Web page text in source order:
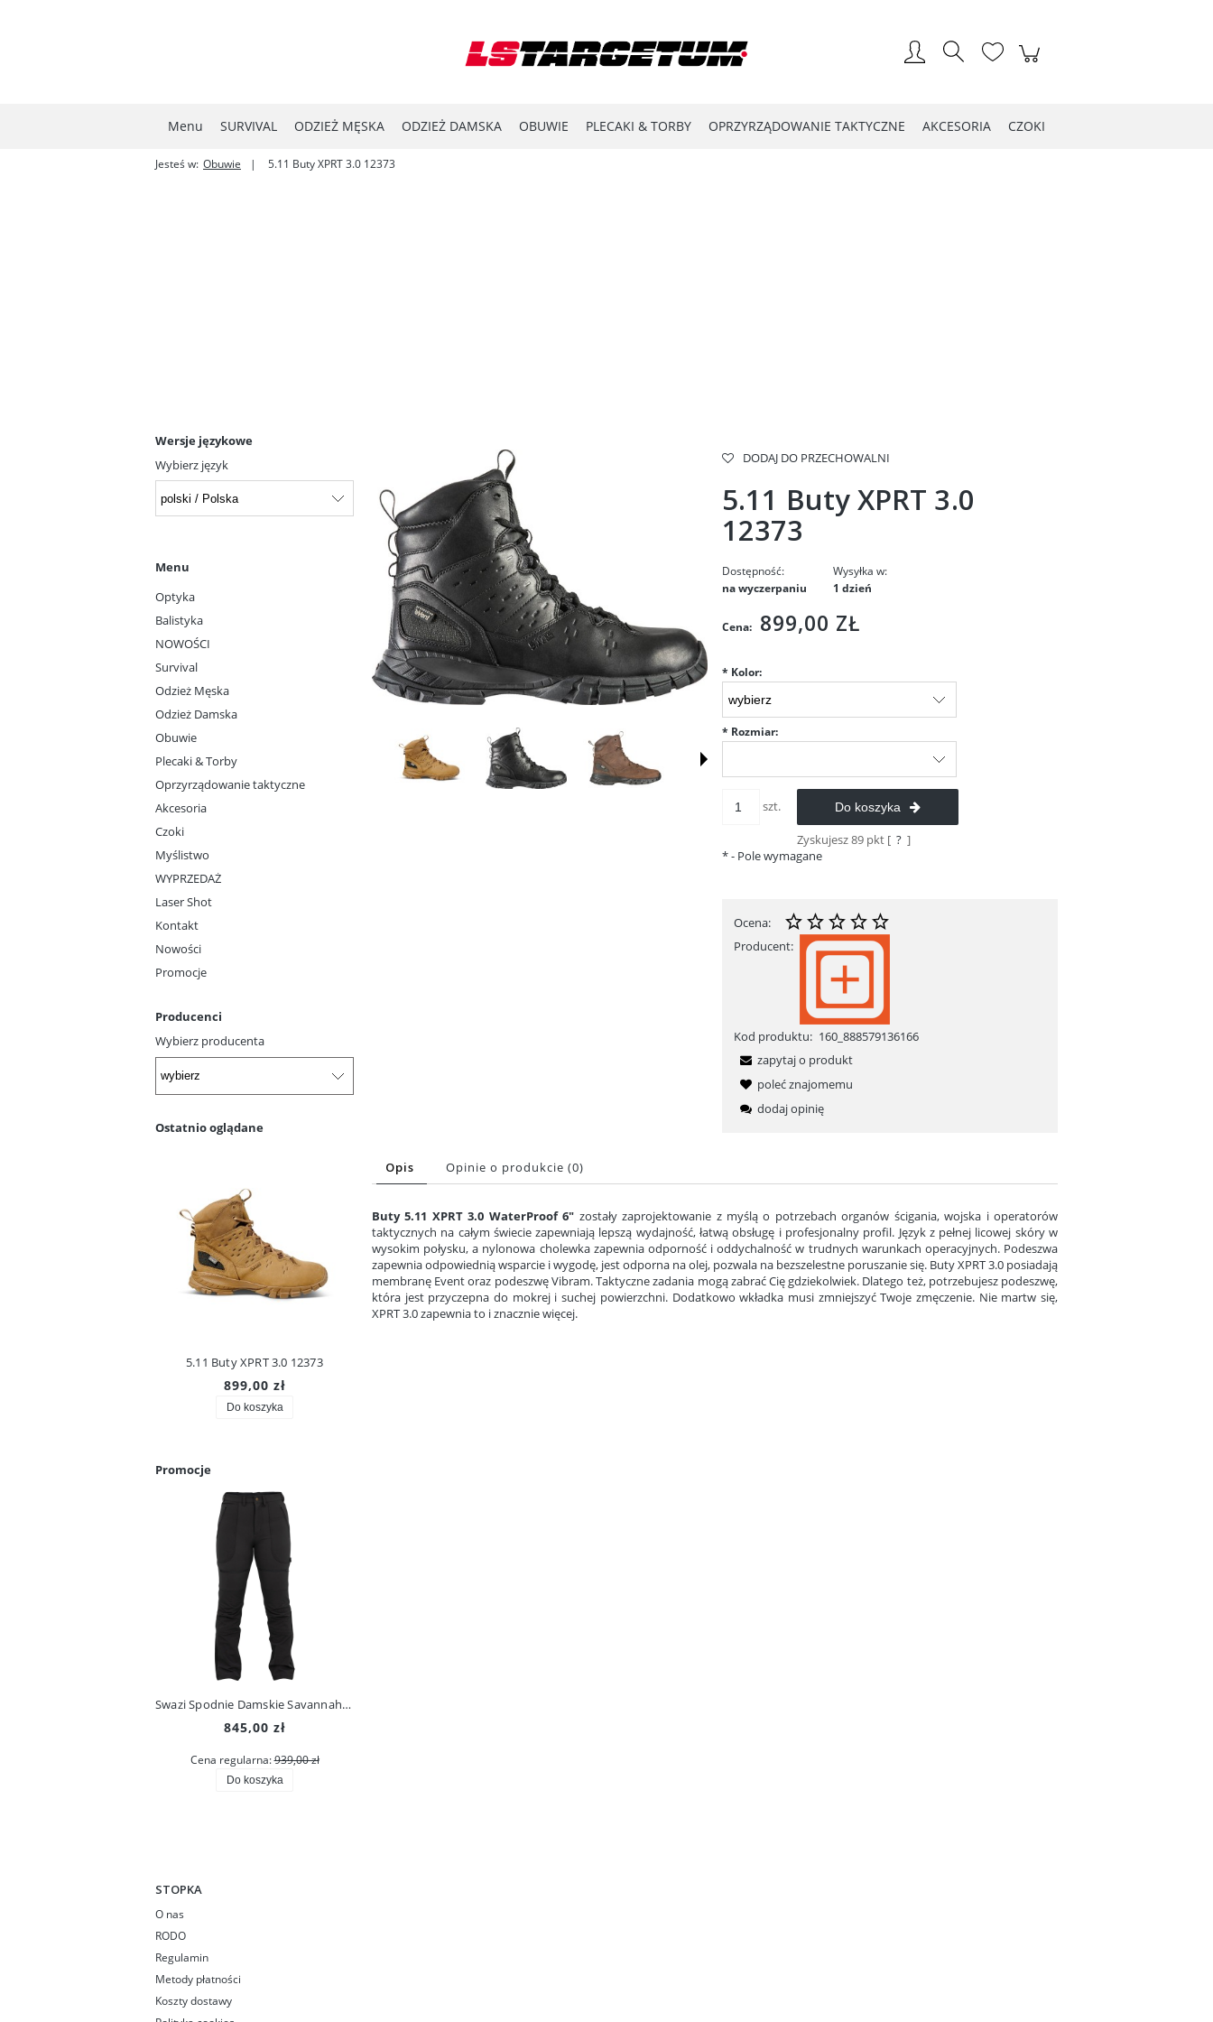
Menu SURVIVAL ODZIEŻ MĘSKA ODZIEŻ DAMSKA OBUWIE PLECAKI & TORBY OPRZYRZĄDOWANIE TAKTYCZNE AKCESORIA CZOKI
Jesteś w: Obuwie 5.11 Buty XPRT 3.0 12373
Wersje językowe
Wybierz język
Menu
Optyka
Balistyka
NOWOŚCI
Survival
Odzież Męska
Odzież Damska
Obuwie
Plecaki & Torby
Oprzyrządowanie taktyczne
Akcesoria
Czoki
Myślistwo
WYPRZEDAŻ
Laser Shot
Kontakt
Nowości
Promocje
Producenci
Wybierz producenta
Ostatnio oglądane
5.11 Buty XPRT 3.0 12373
899,00 zł
Do koszyka
Promocje
Swazi Spodnie Damskie Savannah Pants Iron Sand
845,00 zł
Cena regularna:939,00 zł
Do koszyka
DODAJ DO PRZECHOWALNI
5.11 Buty XPRT 3.0
12373
Dostępność:
na wyczerpaniu
Wysyłka w:
1 dzień
Cena: 899,00 ZŁ
* Kolor:
* Rozmiar:
szt. Do koszyka
Zyskujesz89 pkt [ ? ]
*- Pole wymagane
Ocena:
Producent:
Kod produktu: 160_888579136166
zapytaj o produkt
poleć znajomemu
dodaj opinię
Opis Opinie o produkcie (0)
Buty 5.11 XPRT 3.0 WaterProof 6" zostały zaprojektowanie z myślą o potrzebach organów ścigania, wojska i operatorów
taktycznych na całym świecie zapewniają lepszą wydajność, łatwą obsługę i profesjonalny profil. Język z pełnej licowej skóry w
wysokim połysku, a nylonowa cholewka zapewnia odporność i oddychalność w trudnych warunkach operacyjnych. Podeszwa
zapewnia odpowiednią wsparcie i wygodę, jest odporna na olej, pozwala na bezszelestne poruszanie się. Buty XPRT 3.0 posiadają
membranę Event oraz podeszwę Vibram. Taktyczne zadania mogą zabrać Cię gdziekolwiek. Dlatego też, potrzebujesz podeszwę,
która jest przyczepna do mokrej i suchej powierzchni. Dodatkowo wkładka musi zmniejszyć Twoje zmęczenie. Nie martw się,
XPRT 3.0 zapewnia to i znacznie więcej.
STOPKA
O nas
RODO
Regulamin
Metody płatności
Koszty dostawy